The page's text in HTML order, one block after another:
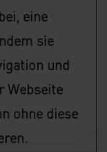
eine
sie
und
Webseite
ohne diese